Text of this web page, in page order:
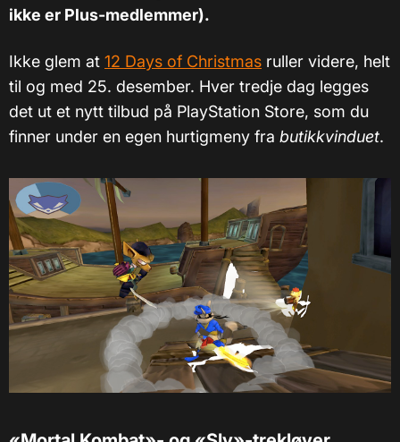
ikke er Plus-medlemmer).
Ikke glem at 12 Days of Christmas ruller videre, helt
til og med 25. desember. Hver tredje dag legges
det ut et nytt tilbud på PlayStation Store, som du
finner under en egen hurtigmeny fra butikkvinduet.